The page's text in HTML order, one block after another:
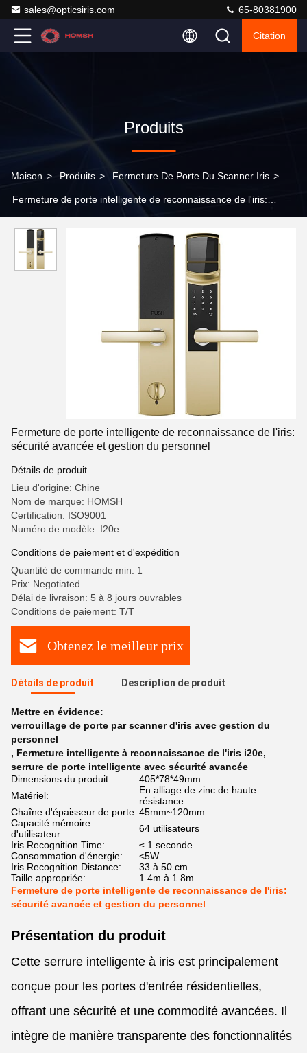
sales@opticsiris.com 65-80381900
Citation
Produits
Maison > Produits > Fermeture De Porte Du Scanner Iris >
Fermeture de porte intelligente de reconnaissance de l'iris:
Fermeture de porte intelligente de reconnaissance de l'iris:
sécurité avancée et gestion du personnel
Détails de produit
Lieu d'origine: Chine
Nom de marque: HOMSH
Certification: ISO9001
Numéro de modèle: I20e
Conditions de paiement et d'expédition
Quantité de commande min: 1
Prix: Negotiated
Délai de livraison: 5 à 8 jours ouvrables
Conditions de paiement: T/T
Obtenez le meilleur prix
Détails de produit Description de produit
Mettre en évidence:
verrouillage de porte par scanner d'iris avec gestion du
personnel
, Fermeture intelligente à reconnaissance de l'iris i20e,
serrure de porte intelligente avec sécurité avancée
Dimensions du produit:
405*78*49mm
Matériel:
En alliage de zinc de haute
résistance
Chaîne d'épaisseur de porte: 45mm~120mm
Capacité mémoire
d'utilisateur:
64 utilisateurs
Iris Recognition Time:
≤ 1 seconde
Consommation d'énergie:
<5W
Iris Recognition Distance:
33 à 50 cm
Taille appropriée:
1.4m à 1.8m
Fermeture de porte intelligente de reconnaissance de l'iris:
sécurité avancée et gestion du personnel
Présentation du produit
Cette serrure intelligente à iris est principalement
conçue pour les portes d'entrée résidentielles,
offrant une sécurité et une commodité avancées. Il
intègre de manière transparente des fonctionnalités